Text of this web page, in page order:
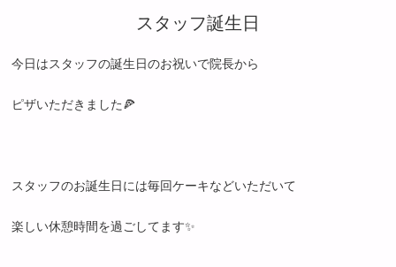
スタッフ誕生日
今日はスタッフの誕生日のお祝いで院長から
ピザいただきました🍕
スタッフのお誕生日には毎回ケーキなどいただいて
楽しい休憩時間を過ごしてます✨